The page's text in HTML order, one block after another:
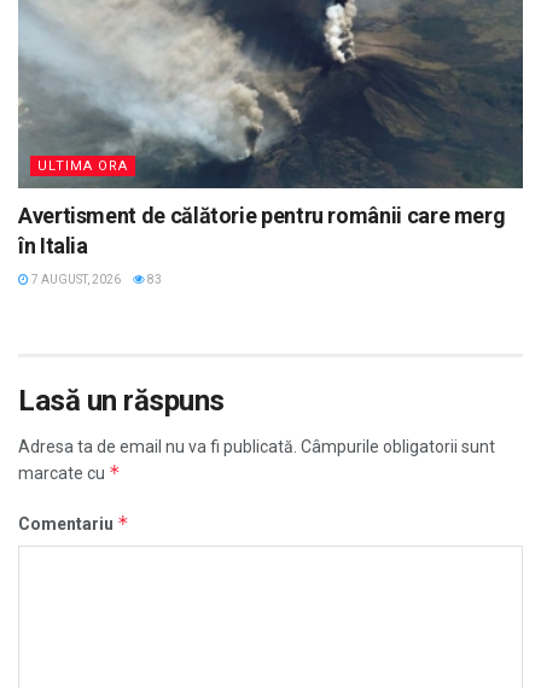
ULTIMA ORA
Avertisment de călătorie pentru românii care merg
în Italia
7 AUGUST, 2026 83
Lasă un răspuns
Adresa ta de email nu va fi publicată. Câmpurile obligatorii sunt
marcate cu *
Comentariu *